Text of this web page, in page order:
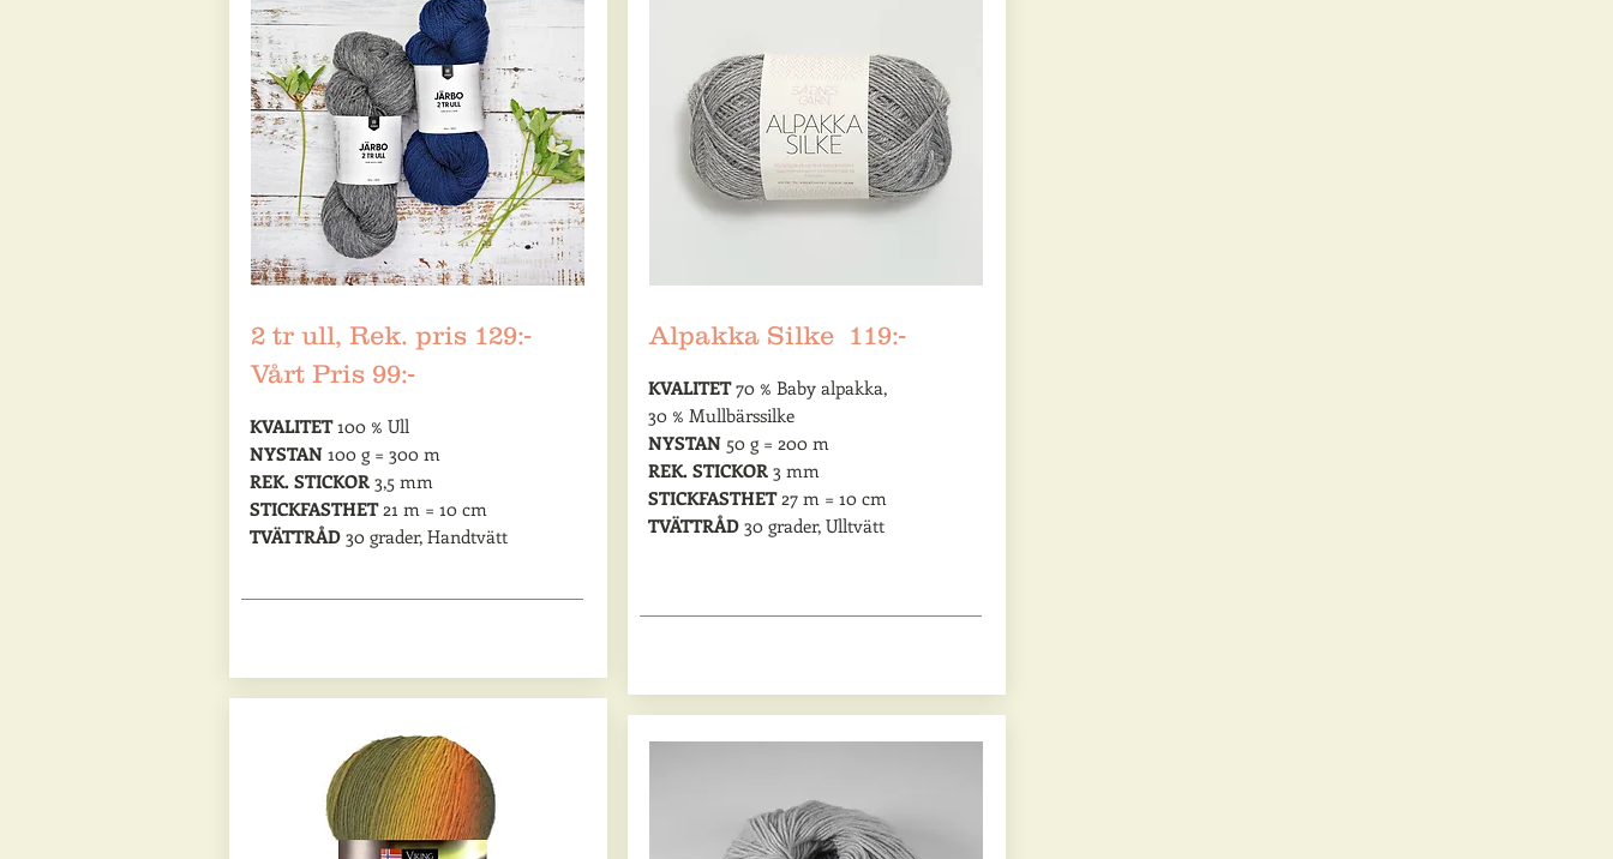
2 tr ull, Rek. pris 129:-
Vårt Pris 99:-
KVALITET100 % Ull
NYSTAN100 g = 300 m
REK. STICKOR 3,5 mm
STICKFASTHET21 m = 10 cm
TVÄTTRÅD30 grader, Handtvätt
Alpakka Silke 119:-
KVALITET70 % Baby alpakka,
30 % Mullbärssilke
NYSTAN 50 g = 200 m
REK. STICKOR3 mm
STICKFASTHET27 m = 10 cm
TVÄTTRÅD 30 grader, Ulltvätt